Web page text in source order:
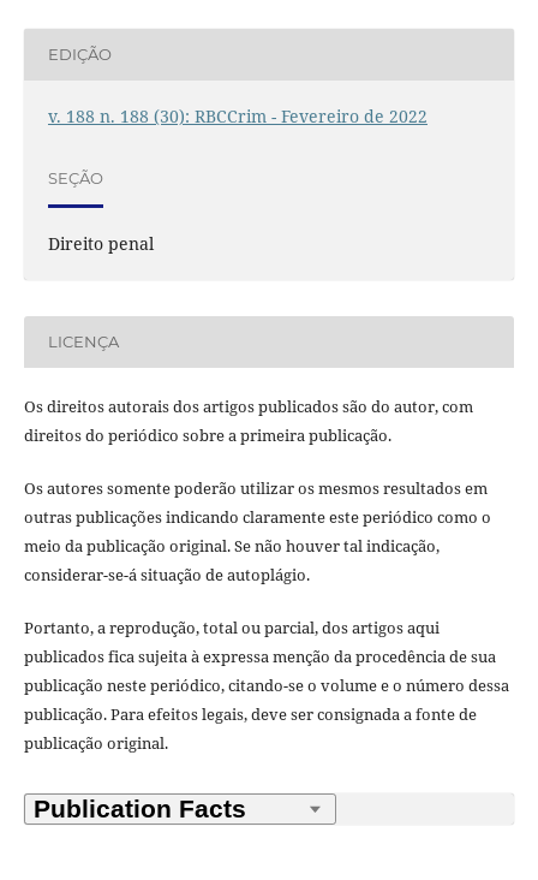
EDIÇÃO
v. 188 n. 188 (30): RBCCrim - Fevereiro de 2022
SEÇÃO
Direito penal
LICENÇA
Os direitos autorais dos artigos publicados são do autor, com
direitos do periódico sobre a primeira publicação.
Os autores somente poderão utilizar os mesmos resultados em
outras publicações indicando claramente este periódico como o
meio da publicação original. Se não houver tal indicação,
considerar-se-á situação de autoplágio.
Portanto, a reprodução, total ou parcial, dos artigos aqui
publicados fica sujeita à expressa menção da procedência de sua
publicação neste periódico, citando-se o volume e o número dessa
publicação. Para efeitos legais, deve ser consignada a fonte de
publicação original.